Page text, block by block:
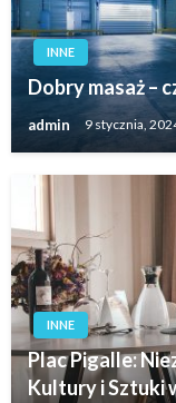
INNE
Dobry masaż –
admin 9 stycznia,
INNE
Plac Pigalle:
Kultury i Sztuki